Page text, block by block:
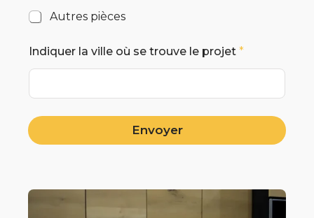
Autres pièces
Indiquer la ville où se trouve le projet *
Envoyer